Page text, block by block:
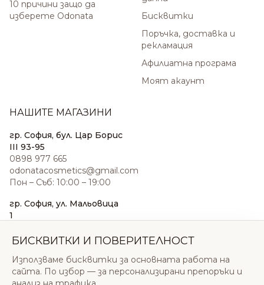
10 причини защо да
изберете Odonata
Бисквитки
Поръчка, доставка и
рекламация
Афилиатна програма
Моят акаунт
НАШИТЕ МАГАЗИНИ
гр. София, бул. Цар Борис
III 93-95
0898 977 665
odonatacosmetics@gmail.com
Пон – Съб: 10:00 – 19:00
гр. София, ул. Мальовица
1
sales@odonatacosmetics.com
Нед: 11:00 – 18:00
БИСКВИТКИ И ПОВЕРИТЕЛНОСТ
Използваме бисквитки за основната работа на
сайта. По избор — за персонализирани препоръки и